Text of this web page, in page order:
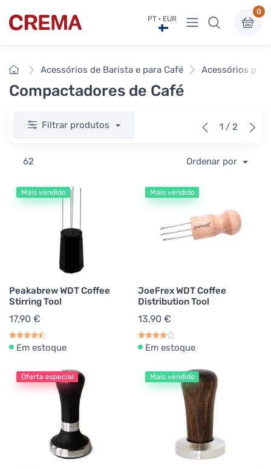
Crema PT · EUR Ver menu
0
InícioAcessórios de Barista e para Café Acessórios
Compactadores de Café
Filtrar produtos 1 / 2
62 Ordenar por
Mais vendido
Peakabrew WDT Coffee
Stirring Tool
17,90 €
Em estoque
Mais vendido
JoeFrex WDT Coffee
Distribution Tool
13,90 €
Em estoque
Oferta especial Mais vendido